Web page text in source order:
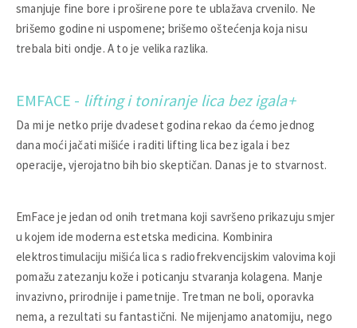
smanjuje fine bore i proširene pore te ublažava crvenilo. Ne
brišemo godine ni uspomene; brišemo oštećenja koja nisu
trebala biti ondje. A to je velika razlika.
EMFACE - lifting i toniranje lica bez igala+
Da mi je netko prije dvadeset godina rekao da ćemo jednog
dana moći jačati mišiće i raditi lifting lica bez igala i bez
operacije, vjerojatno bih bio skeptičan. Danas je to stvarnost.
EmFace je jedan od onih tretmana koji savršeno prikazuju smjer
u kojem ide moderna estetska medicina. Kombinira
elektrostimulaciju mišića lica s radiofrekvencijskim valovima koji
pomažu zatezanju kože i poticanju stvaranja kolagena. Manje
invazivno, prirodnije i pametnije. Tretman ne boli, oporavka
nema, a rezultati su fantastični. Ne mijenjamo anatomiju, nego